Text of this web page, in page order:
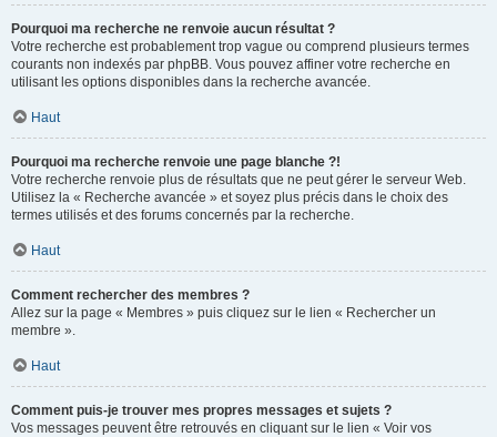
Pourquoi ma recherche ne renvoie aucun résultat ?
Votre recherche est probablement trop vague ou comprend plusieurs termes
courants non indexés par phpBB. Vous pouvez affiner votre recherche en
utilisant les options disponibles dans la recherche avancée.
Haut
Pourquoi ma recherche renvoie une page blanche ?!
Votre recherche renvoie plus de résultats que ne peut gérer le serveur Web.
Utilisez la « Recherche avancée » et soyez plus précis dans le choix des
termes utilisés et des forums concernés par la recherche.
Haut
Comment rechercher des membres ?
Allez sur la page « Membres » puis cliquez sur le lien « Rechercher un
membre ».
Haut
Comment puis-je trouver mes propres messages et sujets ?
Vos messages peuvent être retrouvés en cliquant sur le lien « Voir vos